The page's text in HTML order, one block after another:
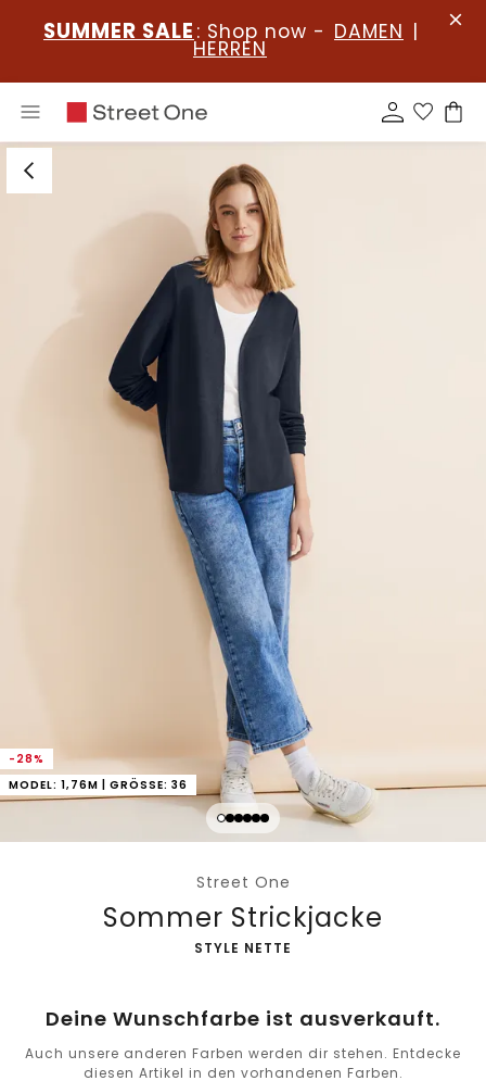
SUMMER SALE : Shop now - DAMEN |
HERREN
-28%
MODEL: 1,76M | GRÖSSE: 36
Street One
Sommer Strickjacke
-
STYLE NETTE
Deine Wunschfarbe ist ausverkauft.
Auch unsere anderen Farben werden dir stehen. Entdecke
diesen Artikel in den vorhandenen Farben.